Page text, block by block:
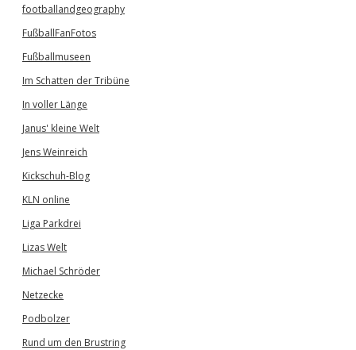
footballandgeography
FußballFanFotos
Fußballmuseen
Im Schatten der Tribüne
In voller Länge
Janus' kleine Welt
Jens Weinreich
Kickschuh-Blog
KLN online
Liga Parkdrei
Lizas Welt
Michael Schröder
Netzecke
Podbolzer
Rund um den Brustring